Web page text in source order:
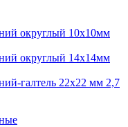
округлый 10х10мм
округлый 14х14мм
галтель 22х22 мм 2,7